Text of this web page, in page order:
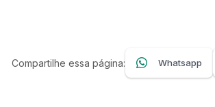
Compartilhe essa página: Whatsapp